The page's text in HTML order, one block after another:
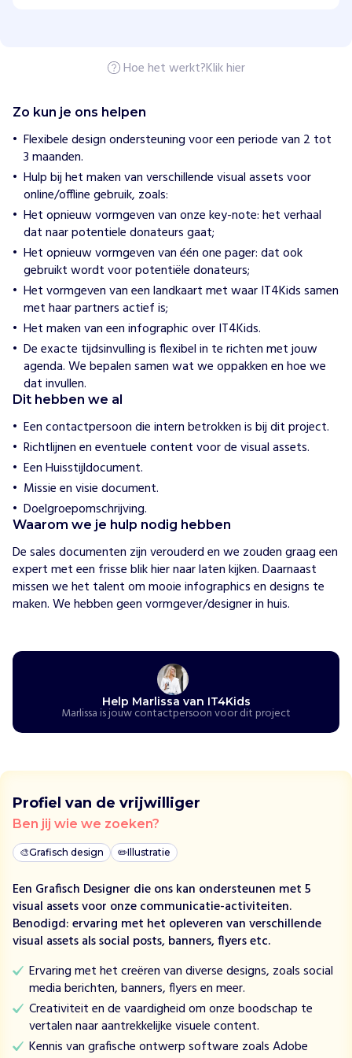
l
p
e
n
I
T
4
K
i
d
s
z
a
m
e
l
t
a
g
e
s
c
h
r
e
v
e
n
h
d
b
j
b
e
d
i
j
v
e
n
e
n
s
h
Hoe het werkt?Klik hier
Zo kun je ons helpen
Flexibele design ondersteuning voor een periode van 2 tot
3 maanden.
Hulp bij het maken van verschillende visual assets voor
online/offline gebruik, zoals:
Het opnieuw vormgeven van onze key-note: het verhaal
dat naar potentiele donateurs gaat;
Het opnieuw vormgeven van één one pager: dat ook
gebruikt wordt voor potentiële donateurs;
Het vormgeven van een landkaart met waar IT4Kids samen
met haar partners actief is;
Het maken van een infographic over IT4Kids.
De exacte tijdsinvulling is flexibel in te richten met jouw
agenda. We bepalen samen wat we oppakken en hoe we
dat invullen.
Dit hebben we al
Een contactpersoon die intern betrokken is bij dit project.
Richtlijnen en eventuele content voor de visual assets.
Een Huisstijldocument.
Missie en visie document.
Doelgroepomschrijving.
Waarom we je hulp nodig hebben
De sales documenten zijn verouderd en we zouden graag een
expert met een frisse blik hier naar laten kijken. Daarnaast
missen we het talent om mooie infographics en designs te
maken. We hebben geen vormgever/designer in huis.
Help Marlissa van IT4Kids
Marlissa is jouw contactpersoon voor dit project
Profiel van de vrijwilliger
Ben jij wie we zoeken?
🎨Grafisch design ✏️Illustratie
Een Grafisch Designer die ons kan ondersteunen met 5
visual assets voor onze communicatie-activiteiten.
Benodigd: ervaring met het opleveren van verschillende
visual assets als social posts, banners, flyers etc.
Ervaring met het creëren van diverse designs, zoals social
media berichten, banners, flyers en meer.
Creativiteit en de vaardigheid om onze boodschap te
vertalen naar aantrekkelijke visuele content.
Kennis van grafische ontwerp software zoals Adobe